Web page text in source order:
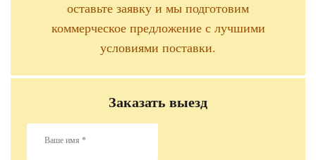
оставьте заявку и мы подготовим
коммерческое предложение с лучшими
условиями поставки.
Заказать выезд